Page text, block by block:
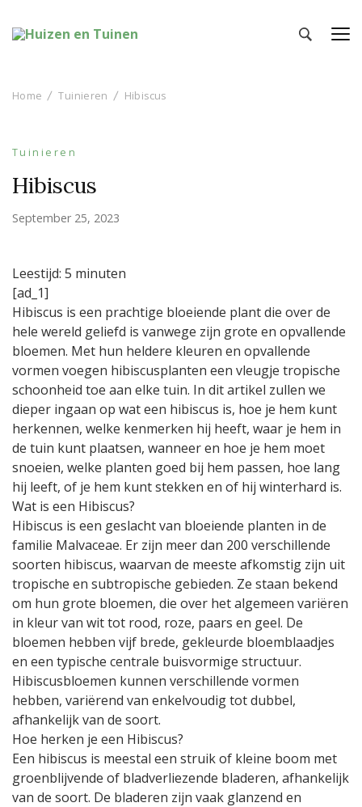
Home Tuinieren Hibiscus
Tuinieren
Hibiscus
September 25, 2023
Leestijd: 5 minuten
[ad_1]
Hibiscus is een prachtige bloeiende plant die over de
hele wereld geliefd is vanwege zijn grote en opvallende
bloemen. Met hun heldere kleuren en opvallende
vormen voegen hibiscusplanten een vleugje tropische
schoonheid toe aan elke tuin. In dit artikel zullen we
dieper ingaan op wat een hibiscus is, hoe je hem kunt
herkennen, welke kenmerken hij heeft, waar je hem in
de tuin kunt plaatsen, wanneer en hoe je hem moet
snoeien, welke planten goed bij hem passen, hoe lang
hij leeft, of je hem kunt stekken en of hij winterhard is.
Wat is een Hibiscus?
Hibiscus is een geslacht van bloeiende planten in de
familie Malvaceae. Er zijn meer dan 200 verschillende
soorten hibiscus, waarvan de meeste afkomstig zijn uit
tropische en subtropische gebieden. Ze staan bekend
om hun grote bloemen, die over het algemeen variëren
in kleur van wit tot rood, roze, paars en geel. De
bloemen hebben vijf brede, gekleurde bloemblaadjes
en een typische centrale buisvormige structuur.
Hibiscusbloemen kunnen verschillende vormen
hebben, variërend van enkelvoudig tot dubbel,
afhankelijk van de soort.
Hoe herken je een Hibiscus?
Een hibiscus is meestal een struik of kleine boom met
groenblijvende of bladverliezende bladeren, afhankelijk
van de soort. De bladeren zijn vaak glanzend en